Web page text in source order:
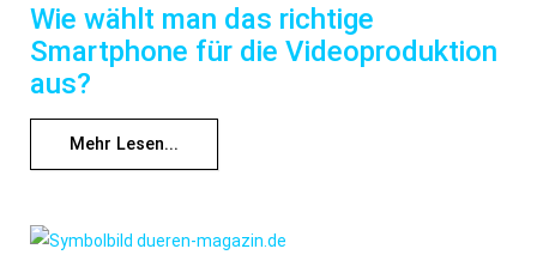
Wie wählt man das richtige
Smartphone für die Videoproduktion
aus?
Mehr Lesen...